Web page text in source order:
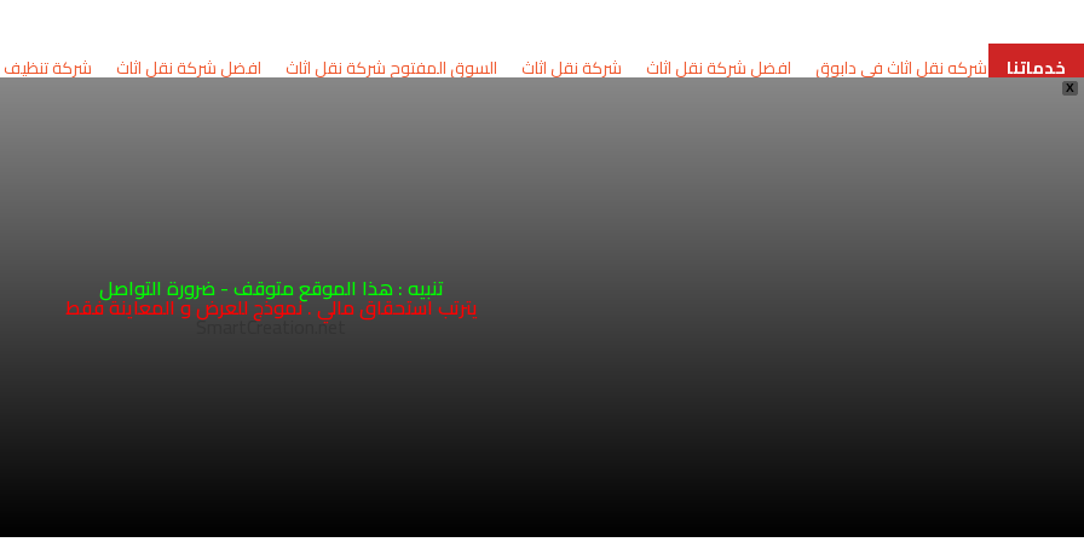
خدماتنا شركه نقل اثاث في دابوق افضل شركة نقل اثاث شركة نقل اثاث السوق المفتوح شركة نقل اثاث افضل شركة نقل اثاث شركة تنظيف
X
تنبيه : هذا الموقع متوقف - ضرورة التواصل
يترتب استحقاق مالي . نموذج للعرض و المعاينة فقط
SmartCreation.net